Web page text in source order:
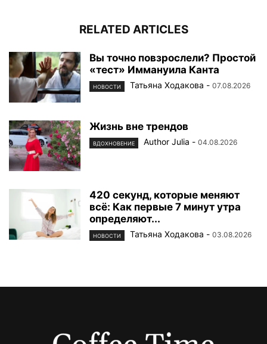
RELATED ARTICLES
Вы точно повзрослели? Простой
«тест» Иммануила Канта
НОВОСТИ Татьяна Ходакова - 07.08.2026
Жизнь вне трендов
ВДОХНОВЕНИЕ Author Julia - 04.08.2026
420 секунд, которые меняют
всё: Как первые 7 минут утра
определяют...
НОВОСТИ Татьяна Ходакова - 03.08.2026